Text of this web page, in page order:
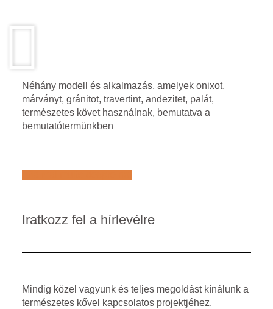
Néhány modell és alkalmazás, amelyek onixot,
márványt, gránitot, travertint, andezitet, palát,
természetes követ használnak, bemutatva a
bemutatótermünkben
Iratkozz fel a hírlevélre
Mindig közel vagyunk és teljes megoldást kínálunk a
természetes kővel kapcsolatos projektjéhez.